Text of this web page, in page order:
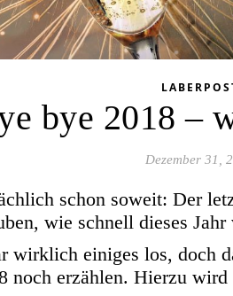
bye 2018 –
Dezember 31,
schon soweit: Der
wie schnell dieses Jahr
wirklich einiges los, doch
noch erzählen. Hierzu